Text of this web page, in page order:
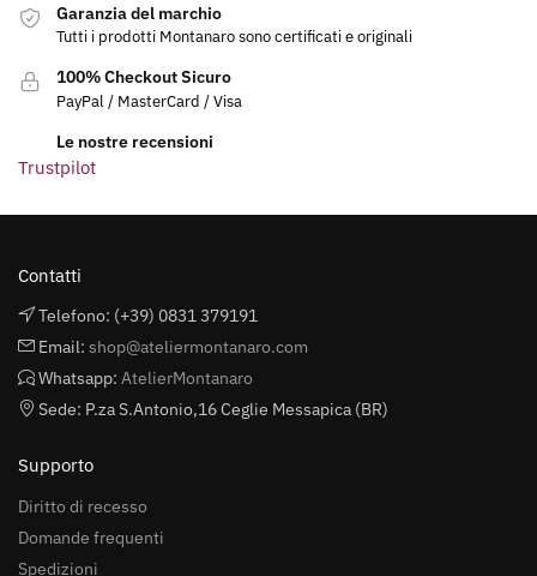
Garanzia del marchio
Tutti i prodotti Montanaro sono certificati e originali
100% Checkout Sicuro
PayPal / MasterCard / Visa
Le nostre recensioni
Trustpilot
Contatti
Telefono: (+39) 0831 379191
Email: shop@ateliermontanaro.com
Whatsapp: AtelierMontanaro
Sede: P.za S.Antonio,16 Ceglie Messapica (BR)
Supporto
Diritto di recesso
Domande frequenti
Spedizioni